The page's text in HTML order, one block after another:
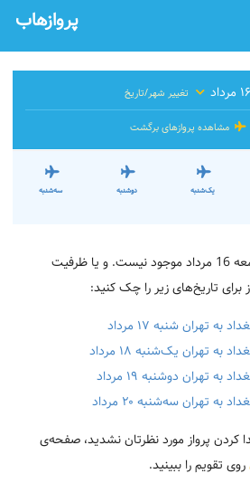
پروازهاب
تغییر شهر/تاریخ
مشاهده پروازهای برگشت
یک‌شنبه دوشنبه سه‌شنبه
پروازی در روز جمعه 16 مرداد موجود نیست. و یا ظرفیت
برای تاریخ‌های زیر را چک کنید:
تهران شنبه ۱۷ مرداد
به تهران یک‌شنبه ۱۸ مرداد
تهران دوشنبه ۱۹ مرداد
به تهران سه‌شنبه ۲۰ مرداد
کردن پرواز مورد نظرتان نشدید، صفحه‌ی
روی تقویم را ببینید.